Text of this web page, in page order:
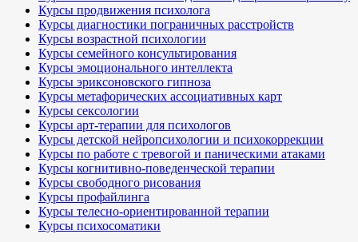
Курсы продвижения психолога
Курсы диагностики пограничных расстройств
Курсы возрастной психологии
Курсы семейного консультирования
Курсы эмоционального интеллекта
Курсы эриксоновского гипноза
Курсы метафорических ассоциативных карт
Курсы сексологии
Курсы арт-терапии для психологов
Курсы детской нейропсихологии и психокоррекции
Курсы по работе с тревогой и паническими атаками
Курсы когнитивно-поведенческой терапии
Курсы свободного рисования
Курсы профайлинга
Курсы телесно-ориентированной терапии
Курсы психосоматики